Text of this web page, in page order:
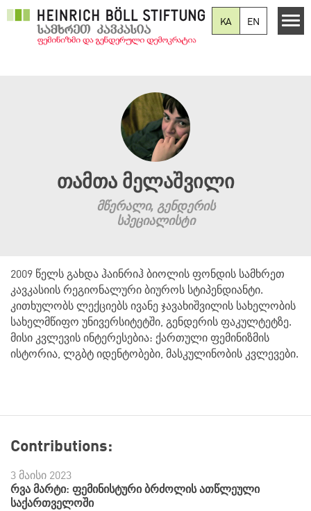
KA
EN
თამთა მელაშვილი
მწერალი, გენდერის
სპეციალისტი
2009 წელს გახდა ჰაინრიჰ ბიოლის ფონდის სამხრეთ
კავკასიის რეგიონალური ბიუროს სტიპენდიანტი.
კითხულობს ლექციებს ივანე ჯავახიშვილის სახელობის
სახელმწიფო უნივერსიტეტში, გენდერის ფაკულტეტზე.
მისი კვლევის ინტერესებია: ქართული ფემინიზმის
ისტორია, ლგბტ იდენტობები, მასკულინობის კვლევები.
Contributions:
3 მაისი 2023
რვა მარტი: ფემინისტური ბრძოლის ათწლეული
საქართველოში